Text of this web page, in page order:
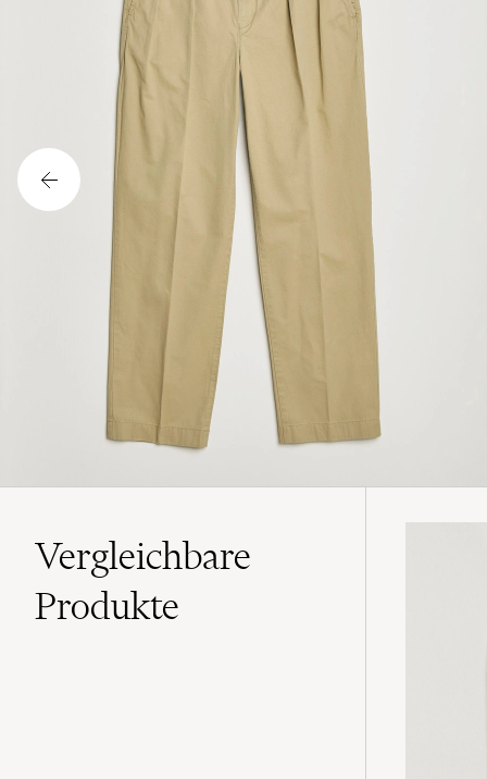
Vergleichbare
Produkte